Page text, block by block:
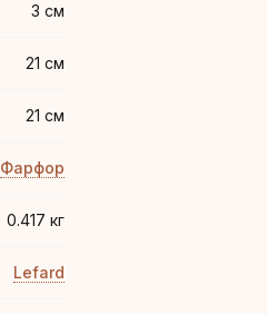
3 см
21 см
21 см
Фарфор
0.417 кг
Lefard